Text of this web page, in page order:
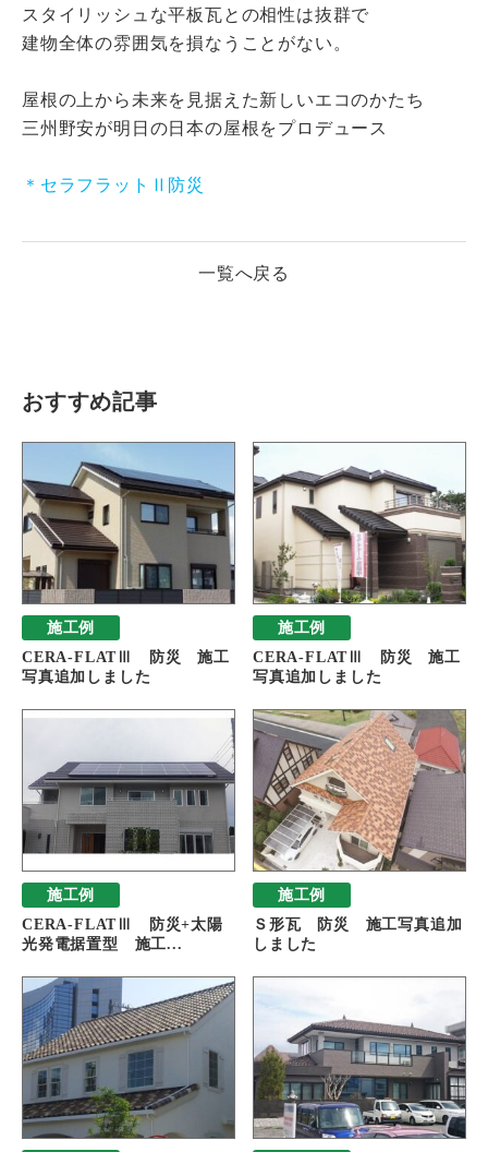
スタイリッシュな平板瓦との相性は抜群で
建物全体の雰囲気を損なうことがない。
屋根の上から未来を見据えた新しいエコのかたち
三州野安が明日の日本の屋根をプロデュース
＊セラフラットⅡ防災
一覧へ戻る
おすすめ記事
施工例
CERA-FLATⅢ 防災 施工
写真追加しました
施工例
CERA-FLATⅢ 防災 施工
写真追加しました
施工例
CERA-FLATⅢ 防災+太陽
光発電据置型 施工...
施工例
Ｓ形瓦 防災 施工写真追加
しました